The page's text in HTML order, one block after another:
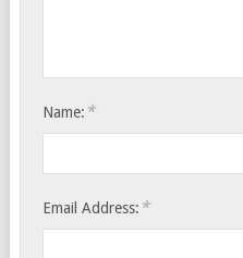
Name: *
Email Address: *